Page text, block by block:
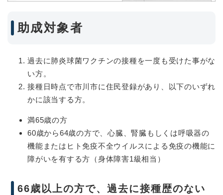
助成対象者
過去に肺炎球菌ワクチンの接種を一度も受けた事がな
い方。
接種日時点で市川市に住民登録があり、以下のいずれ
かに該当する方。
満65歳の方
60歳から64歳の方で、心臓、腎臓もしくは呼吸器の
機能またはヒト免疫不全ウイルスによる免疫の機能に
障がいを有する方（身体障害1級相当）
66歳以上の方で、過去に接種歴のない